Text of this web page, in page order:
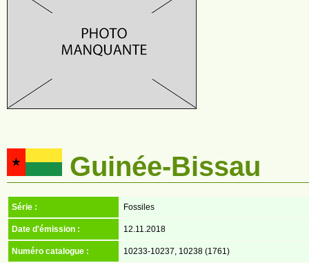
Guinée-Bissau
Série : Fossiles
Date d'émission : 12.11.2018
Numéro catalogue : 10233-10237, 10238 (1761)